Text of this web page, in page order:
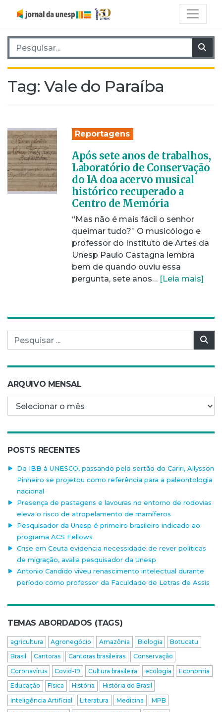
Pesquisar por:
Tag: Vale do Paraíba
Reportagens
Após sete anos de trabalhos,
Laboratório de Conservação
do IA doa acervo musical
histórico recuperado a
Centro de Memória
“Mas não é mais fácil o senhor
queimar tudo?” O musicólogo e
professor do Instituto de Artes da
Unesp Paulo Castagna lembra
bem de quando ouviu essa
pergunta, sete anos… [Leia mais]
Pesquisar por:
ARQUIVO MENSAL
Arquivo mensal
POSTS RECENTES
Do IBB à UNESCO, passando pelo sertão do Cariri, Allysson
Pinheiro se projetou como referência para a paleontologia
nacional
Presença de pastagens e lavouras no entorno de rodovias
eleva o risco de atropelamento de mamíferos
Pesquisador da Unesp é primeiro brasileiro indicado ao
programa ACS Fellows
Crise em Ceuta evidencia necessidade de rever políticas
de migração, avalia pesquisador da Unesp
Antonio Candido viveu renascimento intelectual durante
período como professor da Faculdade de Letras de Assis
TEMAS ABORDADOS (TAGS)
agricultura Agronegócio Amazônia Biologia
Botucatu
Brasil
Cantoras Cantoras brasileiras
Conservação
Coronavírus
Covid-19 Cultura brasileira ecologia
Economia
Educação
Física História
História do Brasil
Inteligência Artificial
Literatura Medicina
MPB